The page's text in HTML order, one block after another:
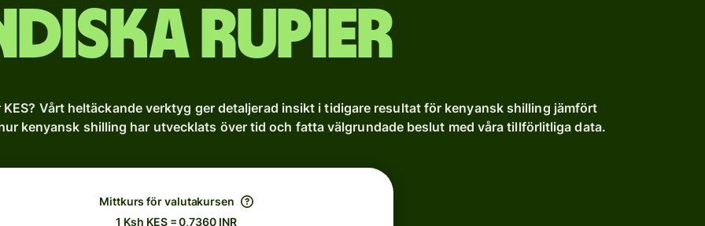
rupier
Vårt heltäckande verktyg ger detaljerad insikt i tidigare resultat för kenyansk shilling jämfört
kenyansk shilling har utvecklats över tid och fatta välgrundade beslut med våra tillförlitliga data.
Mittkurs för valutakursen
1 Ksh KES = 0,7360 INR